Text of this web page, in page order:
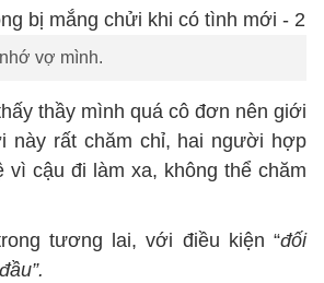
vợ mình.
thầy mình quá cô đơn nên giới
này rất chăm chỉ, hai người hợp
cậu đi làm xa, không thể chăm
tương lai, với điều kiện “đối